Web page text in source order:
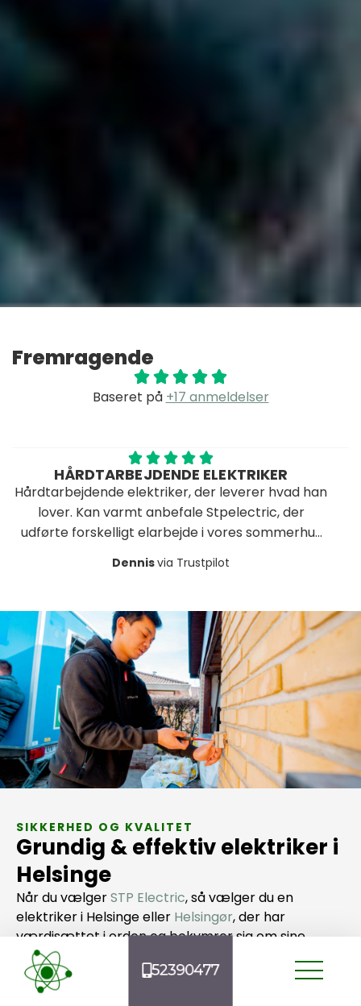
52390477
Fremragende
Baseret på +17 anmeldelser
ELEKTRIKER
elektriker, der leverer hvad han
varmt anbefale Stpelectric, der
elarbejde i vores sommerhus
via Trustpilot
Stamp er
kanont
på sine
opgaver
SIKKERHED OG KVALITET
Grundig & effektiv elektriker i
Helsinge
Når du vælgerSTP Electric, så vælger du en
elektriker i Helsinge eller Helsingør, der har
værdisættet i orden og bekymrer sig om sine
kunder. Vores vigtigste nøgleværdi har siden dag ét
været grundighed.